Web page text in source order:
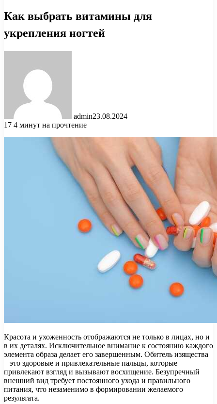
Как выбрать витамины для
укрепления ногтей
admin23.08.2024
17 4 минут на прочтение
Красота и ухоженность отображаются не только в лицах, но и
в их деталях. Исключительное внимание к состоянию каждого
элемента образа делает его завершенным. Обитель изящества
– это здоровые и привлекательные пальцы, которые
привлекают взгляд и вызывают восхищение. Безупречный
внешний вид требует постоянного ухода и правильного
питания, что незаменимо в формировании желаемого
результата.